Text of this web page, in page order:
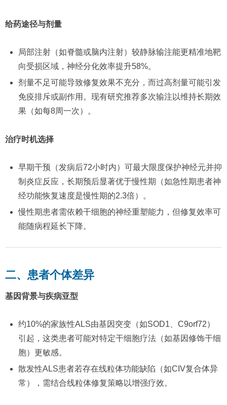
给药途径与剂量
局部注射（如脊髓或脑内注射）较静脉输注能更精准地靶
向受损区域，神经分化效率提升58%。
剂量不足可能导致修复效果不充分，而过高剂量可能引发
免疫排斥或副作用。现有研究推荐多次输注以维持长期效
果（如每8周一次）。
治疗时机选择
早期干预（发病后72小时内）可最大限度保护神经元并抑
制炎症反应，长期预后显著优于慢性期（如急性期患者神
经功能恢复速度是慢性期的2.3倍）。
慢性期患者需依赖干细胞的神经重塑能力，但修复效率可
能随病程延长下降。
二、患者个体差异
基因背景与疾病亚型
约10%的家族性ALS由基因突变（如SOD1、C9orf72）
引起，这类患者可能对特定干细胞疗法（如基因修饰干细
胞）更敏感。
散发性ALS患者若存在线粒体功能缺陷（如CIV复合体异
常），需结合线粒体修复策略以增强疗效。